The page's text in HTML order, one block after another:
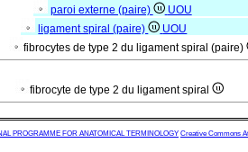
paroi externe (paire)
UOU
ligament spiral (paire)
UOU
fibrocytes de type 2 du ligament spiral (paire)
fibrocyte de type 2 du ligament spiral
PROGRAMME FOR ANATOMICAL TERMINOLOGY Creative Commons